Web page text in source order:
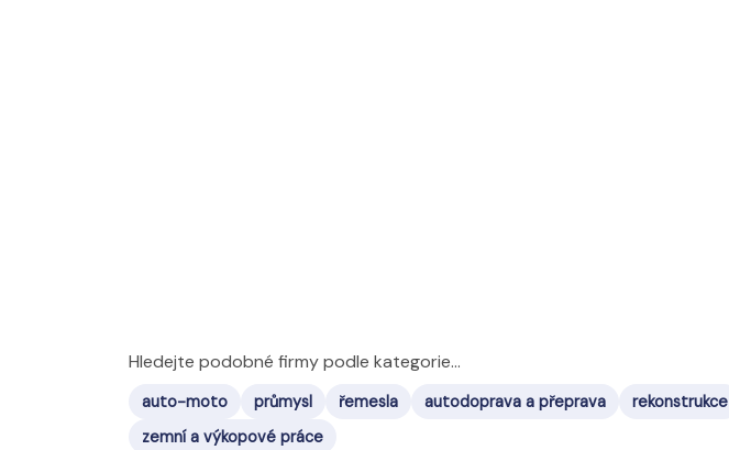
Hledejte podobné firmy podle kategorie...
auto-moto průmysl řemesla autodoprava a přeprava rekonstrukce
zemní a výkopové práce